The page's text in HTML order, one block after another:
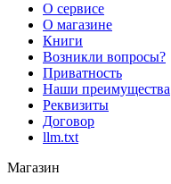
О сервисе
О магазине
Книги
Возникли вопросы?
Приватность
Наши преимущества
Реквизиты
Договор
llm.txt
Магазин